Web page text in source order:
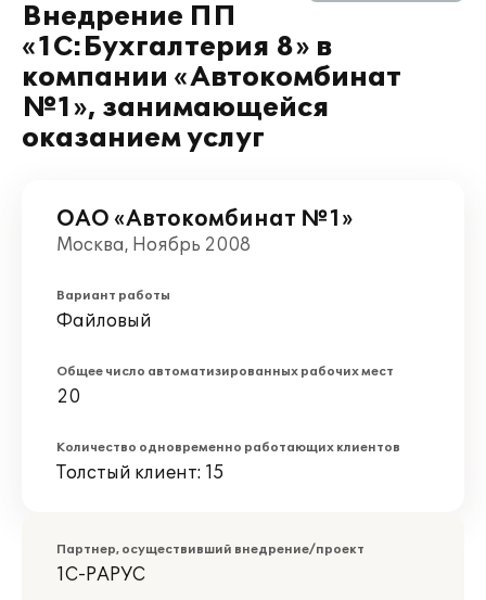
Внедрение ПП
«1С:Бухгалтерия 8» в
компании «Автокомбинат
№1», занимающейся
оказанием услуг
ОАО «Автокомбинат №1»
Москва, Ноябрь 2008
Вариант работы
Файловый
Общее число автоматизированных рабочих мест
20
Количество одновременно работающих клиентов
Толстый клиент: 15
Партнер, осуществивший внедрение/проект
1С-РАРУС